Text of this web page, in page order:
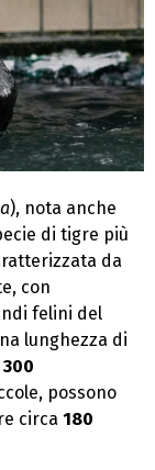
), nota anche
di tigre più
da
con
felini del
lunghezza di
300
possono
circa 180